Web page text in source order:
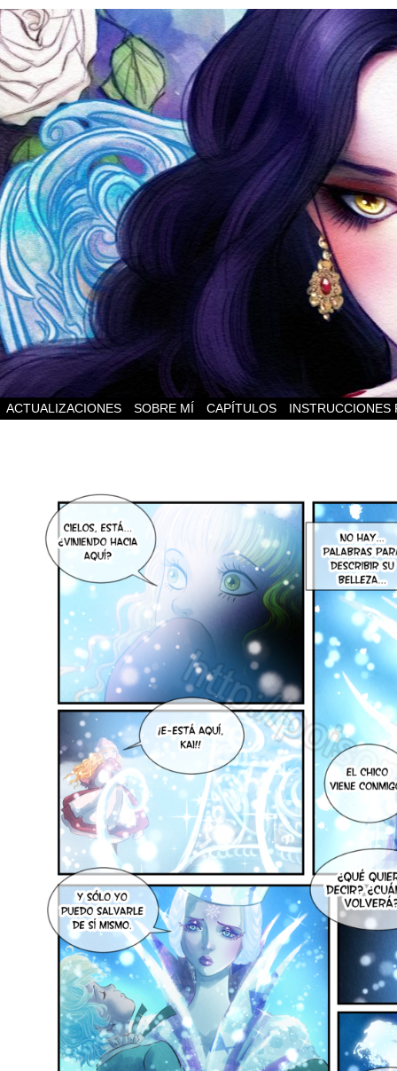
ACTUALIZACIONES SOBRE MÍ CAPÍTULOS INSTRUCCIONES